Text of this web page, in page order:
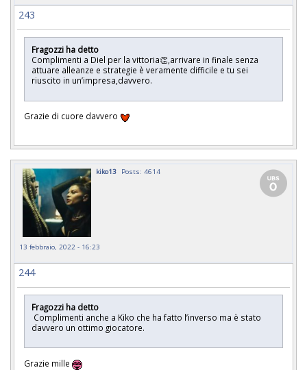
243
Fragozzi ha detto
Complimenti a Diel per la vittoria👏,arrivare in finale senza
attuare alleanze e strategie è veramente difficile e tu sei
riuscito in un’impresa,davvero.
Grazie di cuore davvero
kiko13 Posts: 4614
13 febbraio, 2022 - 16:23
244
Fragozzi ha detto
Complimenti anche a Kiko che ha fatto l’inverso ma è stato
davvero un ottimo giocatore.
Grazie mille